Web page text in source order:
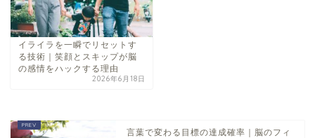
イライラを一瞬でリセットす
る技術｜笑顔とスキップが脳
の感情をハックする理由
2026年6月18日
言葉で変わる目標の達成確率｜脳のフィ